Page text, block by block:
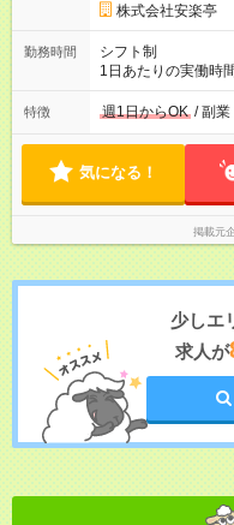
株式会社安楽亭
勤務時間
シフト制
1日あたりの実働時
日3時間～OK！】 ＊
ものお迎えまでの時
談可能◎
特徴 週1日からOK / 副業
気になる！
掲載元
少しエ
求人が